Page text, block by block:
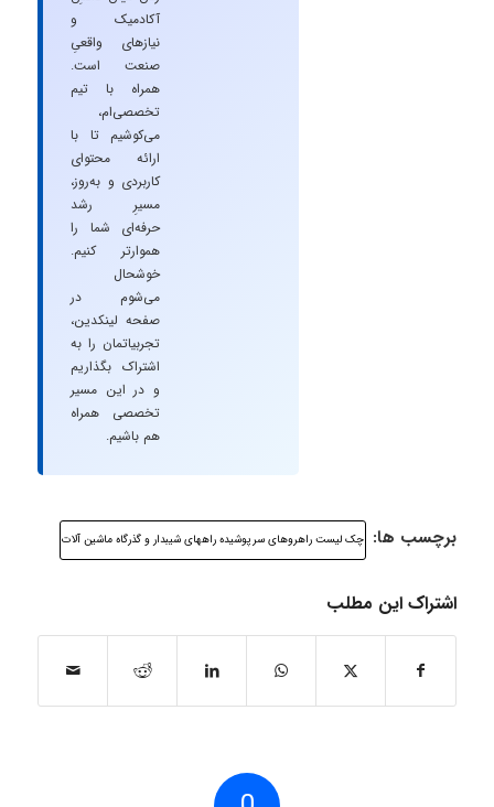
آکادمیک و
نیازهای واقعیِ
صنعت است.
همراه با تیم
تخصصی‌ام،
می‌کوشیم تا با
ارائه محتوای
کاربردی و به‌روز،
مسیرِ رشد
حرفه‌ای شما را
هموارتر کنیم.
خوشحال
می‌شوم در
صفحه لینکدین،
تجربیاتمان را به
اشتراک بگذاریم
و در این مسیر
تخصصی همراه
هم باشیم.
برچسب ها: چک لیست راهروهای سرپوشیده راههای شیبدار و گذرگاه ماشین آلات
اشتراک این مطلب